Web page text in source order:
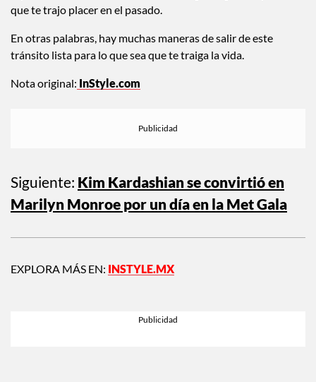
repensar tus metas financieras o ir a algún lugar o experiencia
En otras palabras, hay muchas maneras de salir de este
Siguiente: Kim Kardashian se convirtió en